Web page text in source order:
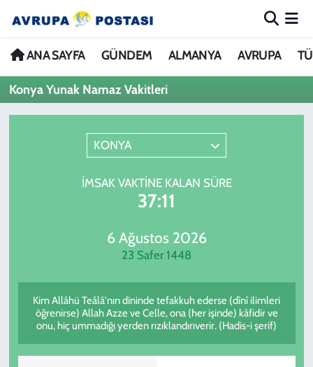
ANA SAYFA GÜNDEM ALMANYA AVRUPA
Konya Yunak Namaz Vakitleri
KONYA
İMSAK VAKTINE KALAN SÜRE
37:11
6 Ağustos 2026
23 Safer 1448
Kim Allâhü Teâlâ'nın dininde tefakkuh ederse (dînî ilimleri
öğrenirse) Allah Azze ve Celle, ona (her işinde) kâfidir ve
onu, hiç ummadığı yerden rızıklandırıverir. (Hadis-i şerif)
ANA SAYFA
GÜNDEM
SPOR
Nöbetçi Eczaneler
Hava Durumu
Trafik Durumu
Avrupa Ligi Puan Durumu ve Fikstür
Tüm Manşetler
Haber Arşivi